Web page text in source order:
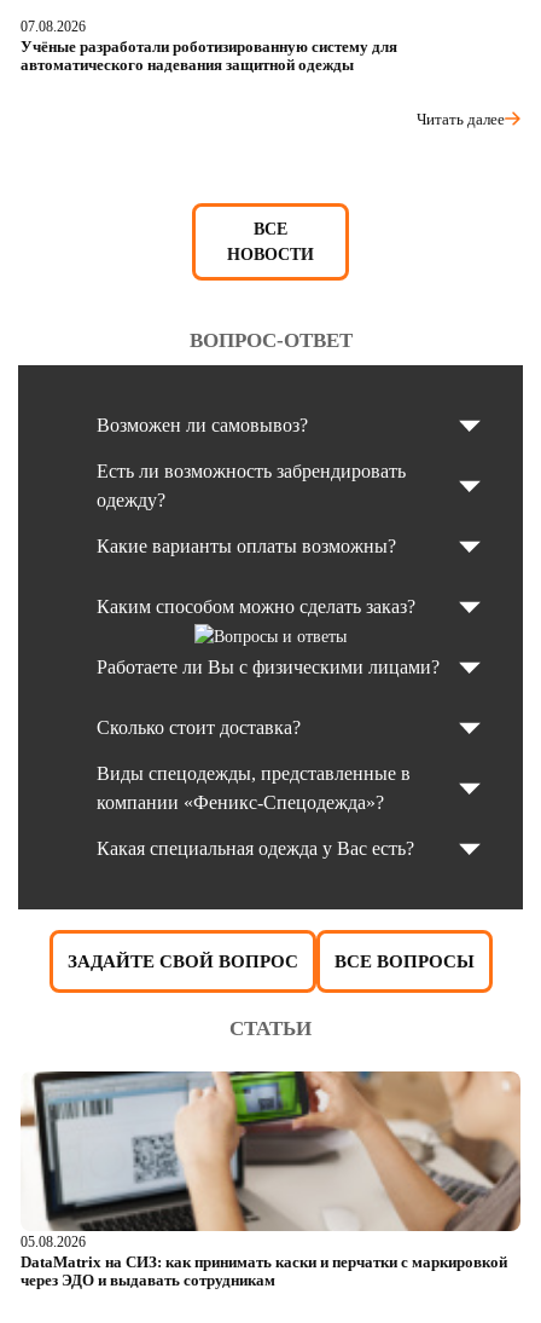
07.08.2026
Учёные разработали роботизированную систему для
автоматического надевания защитной одежды
Читать далее
ВСЕ
НОВОСТИ
ВОПРОС-ОТВЕТ
Возможен ли самовывоз?
Есть ли возможность забрендировать
одежду?
Какие варианты оплаты возможны?
Каким способом можно сделать заказ?
Работаете ли Вы с физическими лицами?
Сколько стоит доставка?
Виды спецодежды, представленные в
компании «Феникс-Спецодежда»?
Какая специальная одежда у Вас есть?
ЗАДАЙТЕ СВОЙ ВОПРОС ВСЕ ВОПРОСЫ
СТАТЬИ
05.08.2026
DataMatrix на СИЗ: как принимать каски и перчатки с маркировкой
через ЭДО и выдавать сотрудникам